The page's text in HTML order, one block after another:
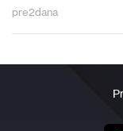
pre2dana